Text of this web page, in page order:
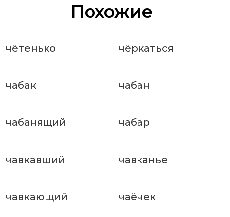
Похожие
чётенько чёркаться
чабак чабан
чабанящий чабар
чавкавший чавканье
чавкающий чаёчек